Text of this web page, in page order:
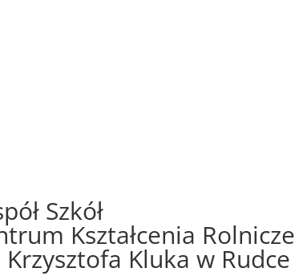
Szkół
Kształcenia
Kluka w Rudce